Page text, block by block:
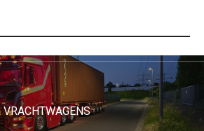
VRACHTWAGENS